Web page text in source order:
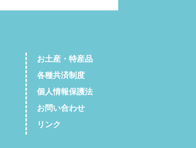
お土産・特産品
各種共済制度
個人情報保護法
お問い合わせ
リンク